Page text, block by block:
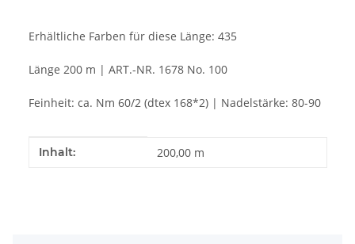
Erhältliche Farben für diese Länge: 435
Länge 200 m | ART.-NR. 1678 No. 100
Feinheit: ca. Nm 60/2 (dtex 168*2) | Nadelstärke: 80-90
Produkteigenschaft
Wert
Inhalt: 200,00 m